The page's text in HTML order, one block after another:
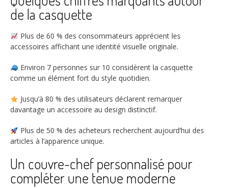
de la casquette
Plus de 60 % des consommateurs apprécient les
accessoires affichant une identité visuelle originale.
Environ 7 personnes sur 10 considèrent la casquette
comme un élément fort du style quotidien.
Jusqu’à 80 % des utilisateurs déclarent remarquer
davantage un accessoire au design distinctif.
Plus de 50 % des acheteurs recherchent aujourd’hui des
articles à l’apparence unique.
Un couvre-chef personnalisé pour
compléter une tenue moderne